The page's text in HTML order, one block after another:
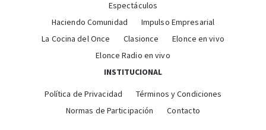
Espectáculos
Haciendo Comunidad
Impulso Empresarial
La Cocina del Once
Clasionce
Elonce en vivo
Elonce Radio en vivo
INSTITUCIONAL
Política de Privacidad
Términos y Condiciones
Normas de Participación
Contacto